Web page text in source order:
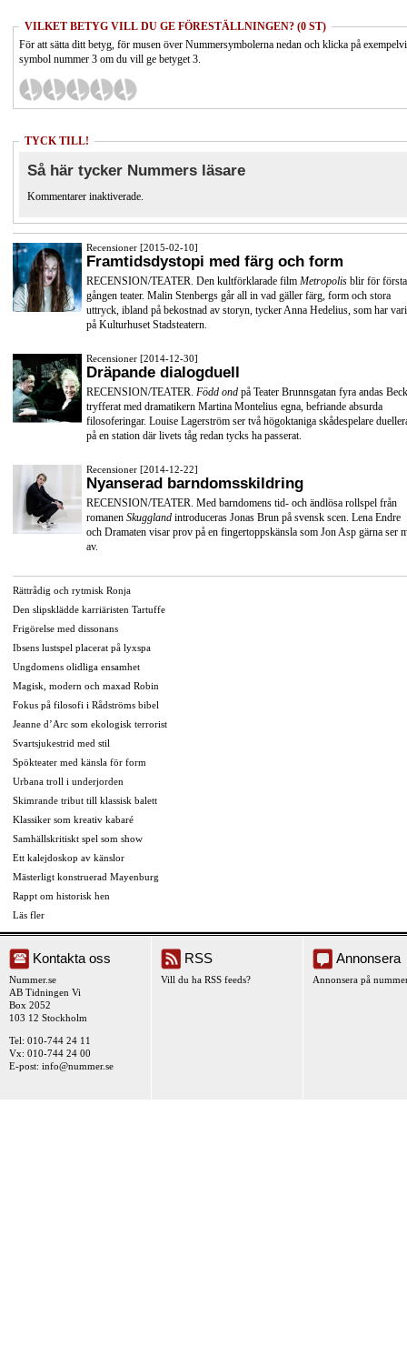
VILKET BETYG VILL DU GE FÖRESTÄLLNINGEN? (0 ST)
För att sätta ditt betyg, för musen över Nummersymbolerna nedan och klicka på
symbol nummer 3 om du vill ge betyget 3.
TYCK TILL!
Så här tycker Nummers läsare
Kommentarer inaktiverade.
Recensioner [2015-02-10]
Framtidsdystopi med färg och form
RECENSION/TEATER. Den kultförklarade film Metropolis blir för första
gången teater. Malin Stenbergs går all in vad gäller färg, form och stora
uttryck, ibland på bekostnad av storyn, tycker Anna Hedelius, som har
på Kulturhuset Stadsteatern.
Recensioner [2014-12-30]
Dräpande dialogduell
RECENSION/TEATER. Född ond på Teater Brunnsgatan fyra andas
tryfferat med dramatikern Martina Montelius egna, befriande absurda
filosoferingar. Louise Lagerström ser två högoktaniga skådespelare
på en station där livets tåg redan tycks ha passerat.
Recensioner [2014-12-22]
Nyanserad barndomsskildring
RECENSION/TEATER. Med barndomens tid- och ändlösa rollspel från
romanen Skuggland introduceras Jonas Brun på svensk scen. Lena Endre
och Dramaten visar prov på en fingertoppskänsla som Jon Asp gärna ser
av.
Rättrådig och rytmisk Ronja
Den slipsklädde karriäristen Tartuffe
Frigörelse med dissonans
Ibsens lustspel placerat på lyxspa
Ungdomens olidliga ensamhet
Magisk, modern och maxad Robin
Fokus på filosofi i Rådströms bibel
Jeanne d’Arc som ekologisk terrorist
Svartsjukestrid med stil
Spökteater med känsla för form
Urbana troll i underjorden
Skimrande tribut till klassisk balett
Klassiker som kreativ kabaré
Samhällskritiskt spel som show
Ett kalejdoskop av känslor
Mästerligt konstruerad Mayenburg
Rappt om historisk hen
Läs fler
Kontakta oss
Nummer.se
AB Tidningen Vi
Box 2052
103 12 Stockholm
Tel: 010-744 24 11
Vx: 010-744 24 00
E-post: info@nummer.se
RSS
Vill du ha RSS feeds?
Annonsera
Annonsera på